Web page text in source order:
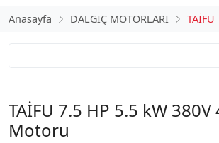
Anasayfa DALGIÇ MOTORLARI TAİFU
TAİFU 7.5 HP 5.5 kW 380V
Motoru